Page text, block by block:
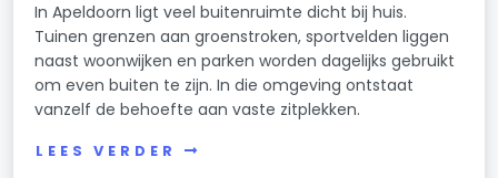
In Apeldoorn ligt veel buitenruimte dicht bij huis.
Tuinen grenzen aan groenstroken, sportvelden liggen
naast woonwijken en parken worden dagelijks gebruikt
om even buiten te zijn. In die omgeving ontstaat
vanzelf de behoefte aan vaste zitplekken.
LEES VERDER